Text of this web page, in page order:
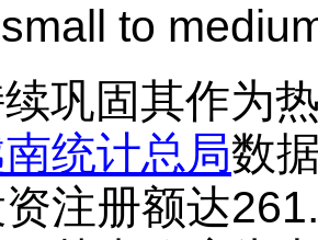
small to
巩固其作为
统计总局数
注册额达